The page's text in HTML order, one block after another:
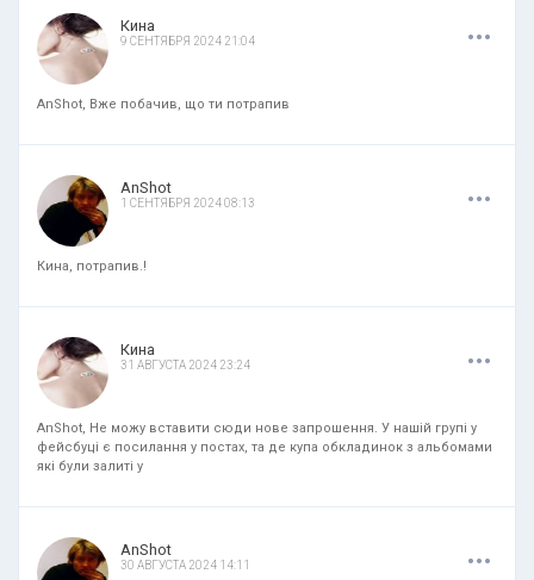
Кина
9 СЕНТЯБРЯ 2024 21:04 ...
AnShot, Вже побачив, що ти потрапив
AnShot
1 СЕНТЯБРЯ 2024 08:13 ...
Кина, потрапив.!
Кина
31 АВГУСТА 2024 23:24 ...
AnShot, Не можу вставити сюди нове запрошення. У нашій групі у
фейсбуці є посилання у постах, та де купа обкладинок з альбомами
які були залиті у
AnShot
30 АВГУСТА 2024 14:11 ...